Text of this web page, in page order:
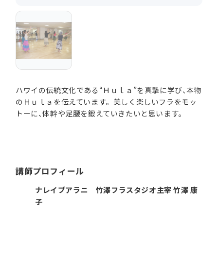
ハワイの伝統文化である“Ｈｕｌａ”を真摯に学び、本物
のＨｕｌａを伝えています。美しく楽しいフラをモッ
トーに、体幹や足腰を鍛えていきたいと思います。
講師プロフィール
ナレイプアラニ 竹澤フラスタジオ主宰 竹澤 康
子